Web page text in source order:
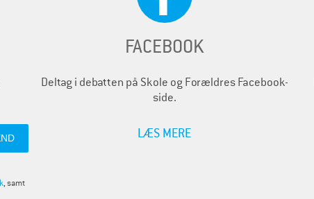
, samt
FACEBOOK
Deltag i debatten på Skole og Forældres Facebook-
side.
LÆS MERE